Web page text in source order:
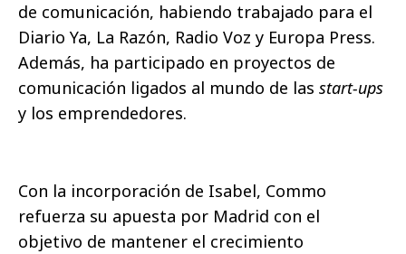
de comunicación, habiendo trabajado para el
Diario Ya, La Razón, Radio Voz y Europa Press.
Además, ha participado en proyectos de
comunicación ligados al mundo de las start-ups
y los emprendedores.
Con la incorporación de Isabel, Commo
refuerza su apuesta por Madrid con el
objetivo de mantener el crecimiento